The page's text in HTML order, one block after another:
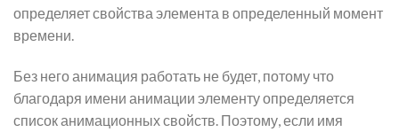
определяет свойства элемента в определенный момент
времени.
Без него анимация работать не будет, потому что
благодаря имени анимации элементу определяется
список анимационных свойств. Поэтому, если имя